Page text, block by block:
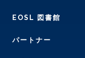
EOSL 図書館
パートナー